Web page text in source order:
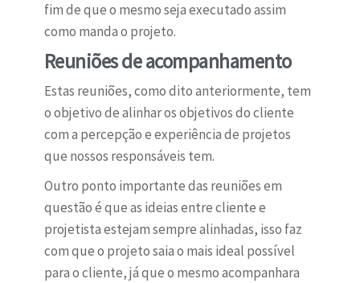
fim de que o mesmo seja executado assim
como manda o projeto.
Reuniões de acompanhamento
Estas reuniões, como dito anteriormente, tem
o objetivo de alinhar os objetivos do cliente
com a percepção e experiência de projetos
que nossos responsáveis tem.
Outro ponto importante das reuniões em
questão é que as ideias entre cliente e
projetista estejam sempre alinhadas, isso faz
com que o projeto saia o mais ideal possível
para o cliente, já que o mesmo acompanhara